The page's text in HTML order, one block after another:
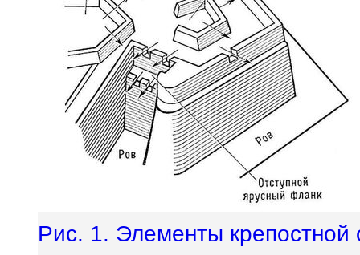
Рис. 1. Элементы крепостной